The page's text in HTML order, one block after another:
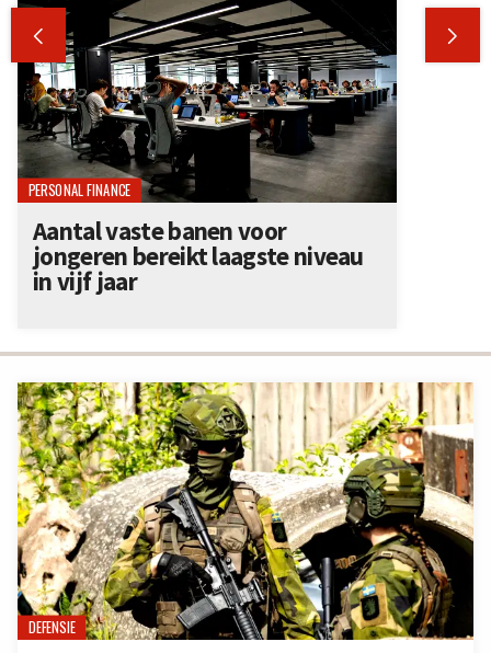
DEFENSIE
 
PERSONAL FINANCE
Aantal vaste banen voor
jongeren bereikt laagste niveau
in vijf jaar